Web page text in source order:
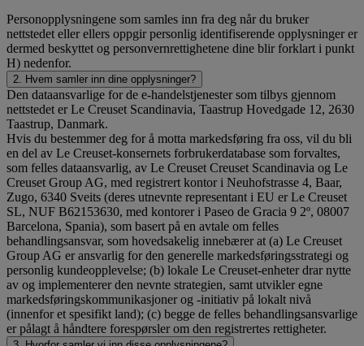
Personopplysningene som samles inn fra deg når du bruker
nettstedet eller ellers oppgir personlig identifiserende opplysninger er
dermed beskyttet og personvernrettighetene dine blir forklart i punkt
H) nedenfor.
2. Hvem samler inn dine opplysninger?
Den dataansvarlige for de e-handelstjenester som tilbys gjennom
nettstedet er Le Creuset Scandinavia, Taastrup Hovedgade 12, 2630
Taastrup, Danmark.
Hvis du bestemmer deg for å motta markedsføring fra oss, vil du bli
en del av Le Creuset-konsernets forbrukerdatabase som forvaltes,
som felles dataansvarlig, av Le Creuset Creuset Scandinavia og Le
Creuset Group AG, med registrert kontor i Neuhofstrasse 4, Baar,
Zugo, 6340 Sveits (deres utnevnte representant i EU er Le Creuset
SL, NUF B62153630, med kontorer i Paseo de Gracia 9 2º, 08007
Barcelona, Spania), som basert på en avtale om felles
behandlingsansvar, som hovedsakelig innebærer at (a) Le Creuset
Group AG er ansvarlig for den generelle markedsføringsstrategi og
personlig kundeopplevelse; (b) lokale Le Creuset-enheter drar nytte
av og implementerer den nevnte strategien, samt utvikler egne
markedsføringskommunikasjoner og -initiativ på lokalt nivå
(innenfor et spesifikt land); (c) begge de felles behandlingsansvarlige
er pålagt å håndtere forespørsler om den registrertes rettigheter.